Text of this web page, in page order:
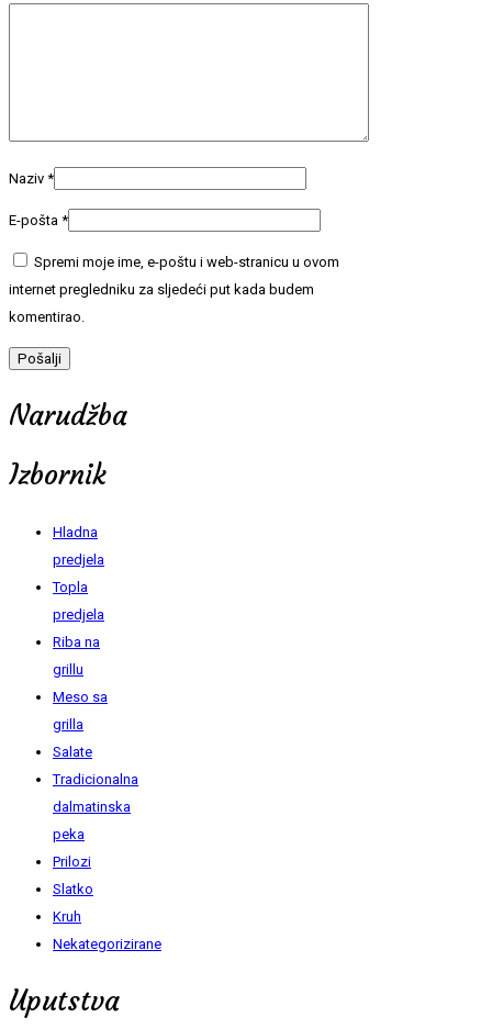
Naziv *
E-pošta *
Spremi moje ime, e-poštu i web-stranicu u ovom
internet pregledniku za sljedeći put kada budem
komentirao.
Narudžba
Izbornik
Hladna
predjela
Topla
predjela
Riba na
grillu
Meso sa
grilla
Salate
Tradicionalna
dalmatinska
peka
Prilozi
Slatko
Kruh
Nekategorizirane
Uputstva